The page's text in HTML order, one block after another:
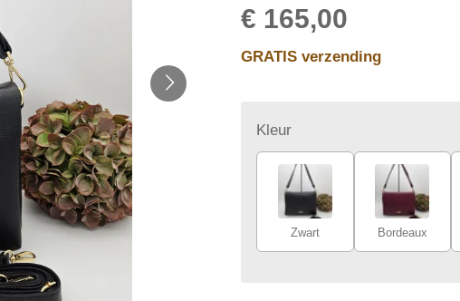
€ 165,00
GRATIS verzending
Kleur
Zwart Bordeaux